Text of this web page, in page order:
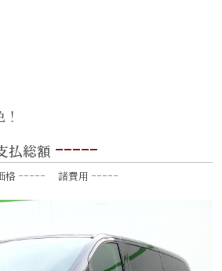
払総額 -----
格 ----- 諸費用 -----